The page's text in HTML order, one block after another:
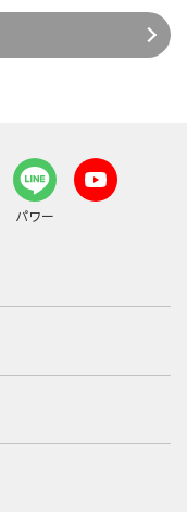
パワー